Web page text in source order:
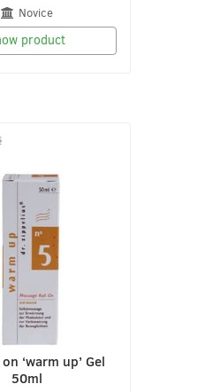
Novice
product
‘warm up’ Gel
50ml